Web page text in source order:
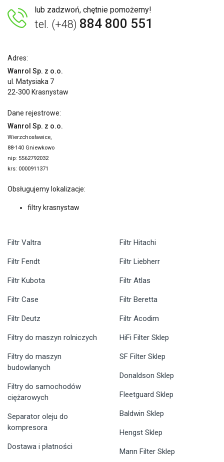
lub zadzwoń, chętnie pomożemy!
tel. (+48) 884 800 551
Adres:
Wanrol Sp. z o.o.
ul. Matysiaka 7
22-300 Krasnystaw
Dane rejestrowe:
Wanrol Sp. z o.o.
Wierzchosławice,
88-140 Gniewkowo
nip: 5562792032
krs: 0000911371
Obsługujemy lokalizacje:
filtry krasnystaw
Filtr Valtra
Filtr Fendt
Filtr Kubota
Filtr Case
Filtr Deutz
Filtr Hitachi
Filtr Liebherr
Filtr Atlas
Filtr Beretta
Filtr Acodim
Filtry do maszyn rolniczych
Filtry do maszyn
budowlanych
Filtry do samochodów
ciężarowych
Separator oleju do
kompresora
Dostawa i płatności
HiFi Filter Sklep
SF Filter Sklep
Donaldson Sklep
Fleetguard Sklep
Baldwin Sklep
Hengst Sklep
Mann Filter Sklep